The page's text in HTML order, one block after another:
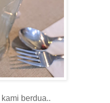
berdua..